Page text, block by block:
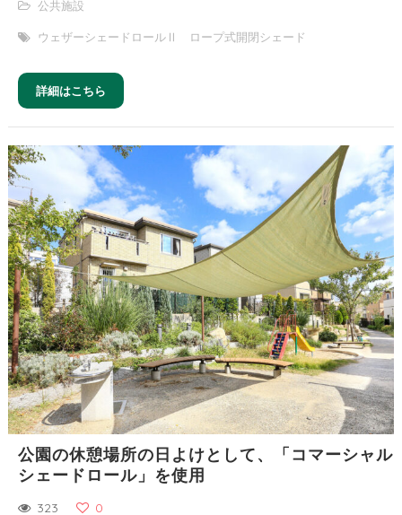
公共施設
ウェザーシェードロールⅡ ロープ式開閉シェード
詳細はこちら
公園の休憩場所の日よけとして、「コマーシャル
シェードロール」を使用
323 0